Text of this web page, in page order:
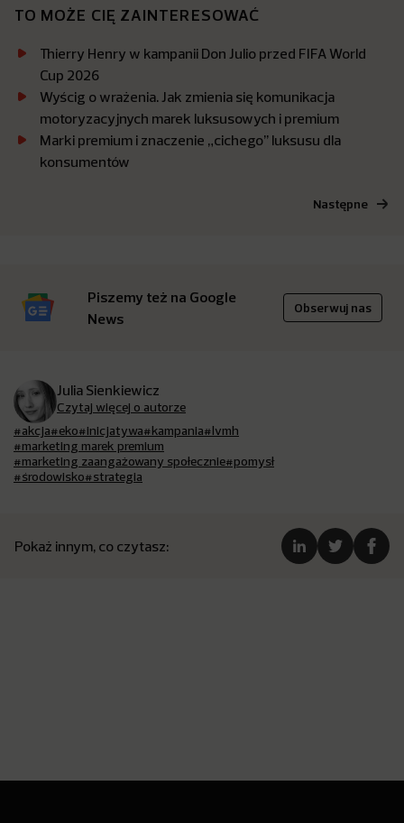
TO MOŻE CIĘ ZAINTERESOWAĆ
Thierry Henry w kampanii Don Julio przed FIFA World
Cup 2026
Wyścig o wrażenia. Jak zmienia się komunikacja
motoryzacyjnych marek luksusowych i premium
Marki premium i znaczenie „cichego’’ luksusu dla
konsumentów
Następne
Piszemy też na Google
News
Obserwuj nas
Julia Sienkiewicz
Czytaj więcej o autorze
#akcja#eko#inicjatywa#kampania#lvmh
#marketing marek premium
#marketing zaangażowany społecznie#pomysł
#środowisko#strategia
Pokaż innym, co czytasz: